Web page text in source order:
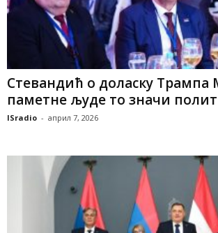
Стевандић о доласку Трампа
паметне људе то значи
ISradio - април 7, 2026